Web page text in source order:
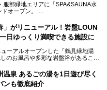
服部緑地エリアに「SPA&SAUNA水
オープン。
時を経て誕生した本施設は、温泉・
トネス・ラウンジ・レストランなど
“水春”のイメージをさらに進化させ
会に参加し、館内のこだわりポイン
ウナや160cmの深水風呂、没入感の
最大の台数を誇る最新AIフィットネ
満載の館内を詳しくご紹介します。
」がリニューアル！岩盤LOUN
日ゆっくり満喫できる施設に
ーアルオープンした「鶴見緑地湯
のお風呂や多彩な岩盤浴があること
所”としてパワーアップしています。
、新たに登場した瞑想サウナをはじ
温泉 あるごの湯を1日遊び尽く
ンも徹底紹介